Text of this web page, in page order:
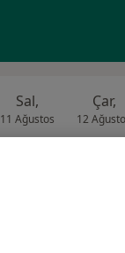
Sal,
11 Ağustos
Çar,
12